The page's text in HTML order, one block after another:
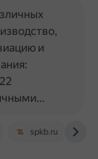
spkb.ru
и